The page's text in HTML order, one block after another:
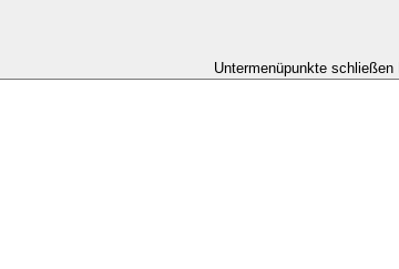
Untermenüpunkte schließen